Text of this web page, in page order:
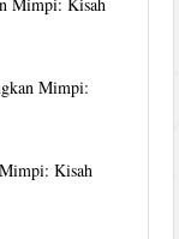
Mimpi:
Kisah